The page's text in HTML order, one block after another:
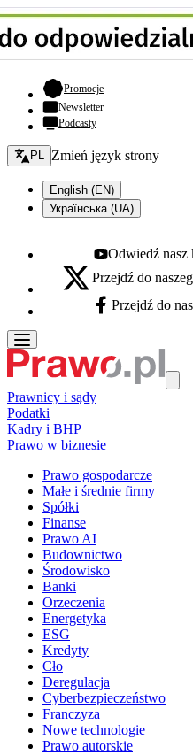
Promocje- otwiera się w nowej
Newsletter
Podcasty
Zmień język - bieżący:
PL Zmień język strony
English (EN)
Українська (UA)
Youtube - otwiera się
Odwiedź nasz
X - otwiera się w nowej karcie
Przejdź do
Facebook - otwiera się
Przejdź do
Prawnicy i sądy
Podatki
Kadry i BHP
Prawo w biznesie
Prawo gospodarcze
Małe i średnie firmy
Spółki
Finanse
Prawo AI
Budownictwo
Środowisko
Banki
Orzeczenia
Energetyka
ESG
Kredyty
Cło
Deregulacja
Cyberbezpieczeństwo
Franczyza
Nowe technologie
Prawo autorskie